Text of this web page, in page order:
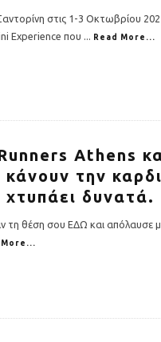
στις 1-3 Οκτωβρίου
Experience που ... Read More...
Athens
την
δυνατά.
τη θέση σου ΕΔΩ και απόλαυσε
More...